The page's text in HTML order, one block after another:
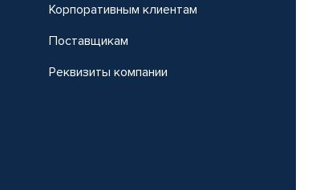
Корпоративным клиентам
Поставщикам
Реквизиты компании